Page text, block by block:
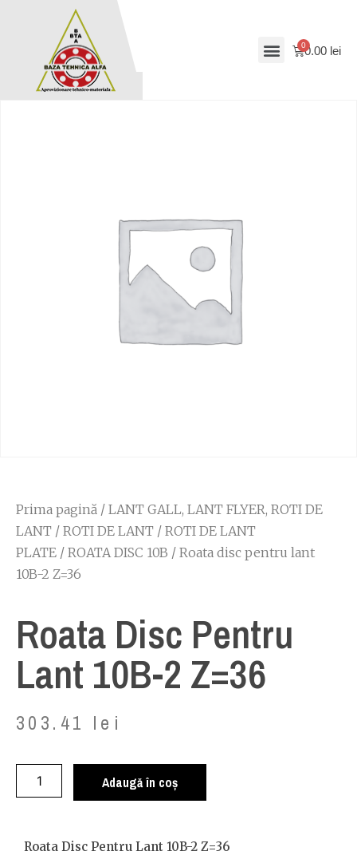
0.00 lei
Prima pagină / LANT GALL, LANT FLYER, ROTI DE
LANT / ROTI DE LANT / ROTI DE LANT
PLATE / ROATA DISC 10B / Roata disc pentru lant
10B-2 Z=36
Roata Disc Pentru
Lant 10B-2 Z=36
303.41 lei
Adaugă în coș
Roata Disc Pentru Lant 10B-2 Z=36